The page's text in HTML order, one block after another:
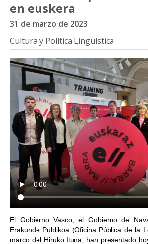
en euskera
31 de marzo de 2023
Cultura y Política Lingüística
El Gobierno Vasco, el Gobierno de
Erakunde Publikoa (Oficina Pública de la
marco del Hiruko Ituna, han presentado